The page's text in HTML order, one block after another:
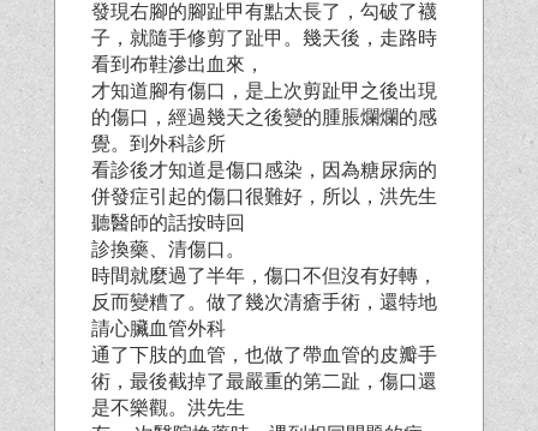
發現右腳的腳趾甲有點太長了，勾破了襪
子，就隨手修剪了趾甲。幾天後，走路時
看到布鞋滲出血來，
才知道腳有傷口，是上次剪趾甲之後出現
的傷口，經過幾天之後變的腫脹爛爛的感
覺。到外科診所
看診後才知道是傷口感染，因為糖尿病的
併發症引起的傷口很難好，所以，洪先生
聽醫師的話按時回
診換藥、清傷口。
時間就麼過了半年，傷口不但沒有好轉，
反而變糟了。做了幾次清瘡手術，還特地
請心臟血管外科
通了下肢的血管，也做了帶血管的皮瓣手
術，最後截掉了最嚴重的第二趾，傷口還
是不樂觀。洪先生